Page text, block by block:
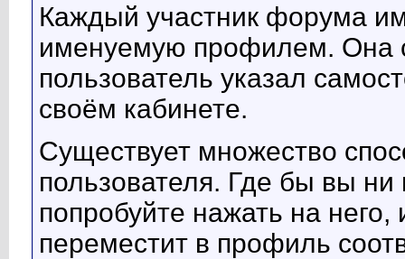
Каждый участник форума
именуемую профилем. Она
пользователь указал
своём кабинете.
Существует множество
пользователя. Где бы вы ни
попробуйте нажать на
переместит в профиль